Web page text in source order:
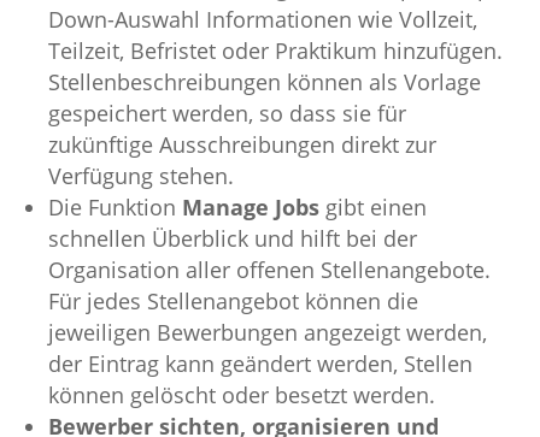
Down-Auswahl Informationen wie Vollzeit,
Teilzeit, Befristet oder Praktikum hinzufügen.
Stellenbeschreibungen können als Vorlage
gespeichert werden, so dass sie für
zukünftige Ausschreibungen direkt zur
Verfügung stehen.
Die Funktion Manage Jobs gibt einen
schnellen Überblick und hilft bei der
Organisation aller offenen Stellenangebote.
Für jedes Stellenangebot können die
jeweiligen Bewerbungen angezeigt werden,
der Eintrag kann geändert werden, Stellen
können gelöscht oder besetzt werden.
Bewerber sichten, organisieren und